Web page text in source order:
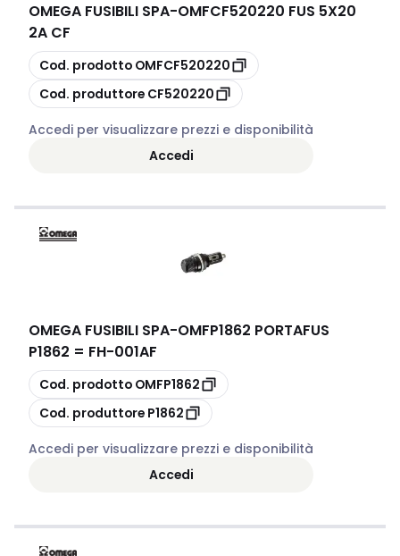
OMEGA FUSIBILI SPA-OMFCF520220 FUS 5X20
2A CF
copia
Cod. prodotto OMFCF520220
copia
Cod. produttore CF520220
Accedi per visualizzare prezzi e disponibilità
Accedi
OMEGA FUSIBILI SPA-OMFP1862 PORTAFUS
P1862 = FH-001AF
copia
Cod. prodotto OMFP1862
copia
Cod. produttore P1862
Accedi per visualizzare prezzi e disponibilità
Accedi